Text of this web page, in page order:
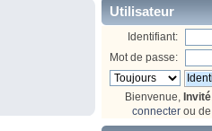
Utilisateur
Identifiant:
Mot de passe:
Bienvenue, Invité
connecterou de